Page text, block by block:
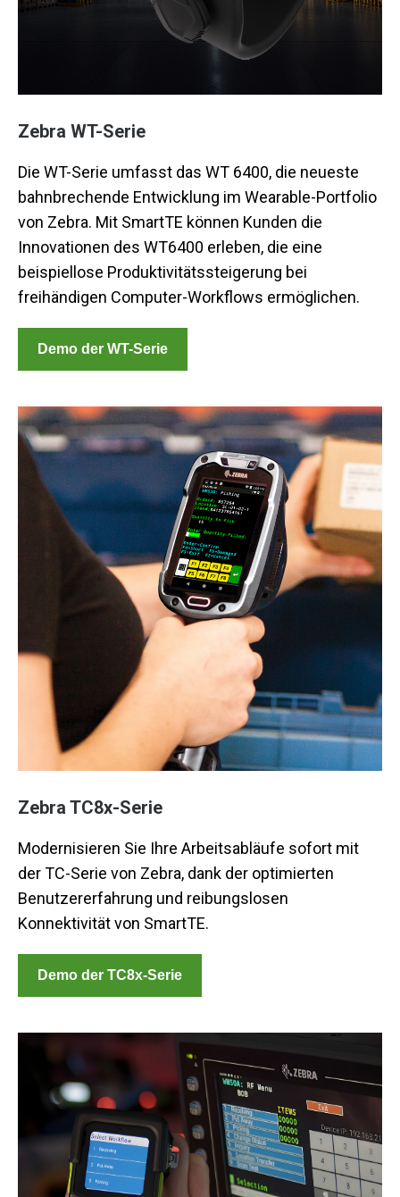
Zebra WT-Serie
Die WT-Serie umfasst das WT 6400, die neueste
bahnbrechende Entwicklung im Wearable-Portfolio
von Zebra. Mit SmartTE können Kunden die
Innovationen des WT6400 erleben, die eine
beispiellose Produktivitätssteigerung bei
freihändigen Computer-Workflows ermöglichen.
Demo der WT-Serie
Zebra TC8x-Serie
Modernisieren Sie Ihre Arbeitsabläufe sofort mit
der TC-Serie von Zebra, dank der optimierten
Benutzererfahrung und reibungslosen
Konnektivität von SmartTE.
Demo der TC8x-Serie